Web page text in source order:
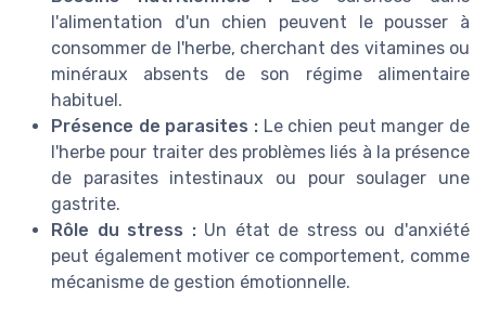
l'alimentation d'un chien peuvent le pousser à
consommer de l'herbe, cherchant des vitamines ou
minéraux absents de son régime alimentaire
habituel.
Présence de parasites :Le chien peut manger de
l'herbe pour traiter des problèmes liés à la présence
de parasites intestinaux ou pour soulager une
gastrite.
Rôle du stress :Un état de stress ou d'anxiété
peut également motiver ce comportement, comme
mécanisme de gestion émotionnelle.